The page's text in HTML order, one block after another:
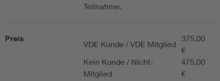
Teilnahme.
Preis
VDE Kunde / VDE Mitglied
375,00
€
Kein Kunde / Nicht-
Mitglied
475,00
€